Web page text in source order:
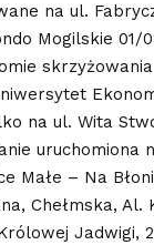
na ul.
Mogilskie 01/
skrzyżowania
na ul. Wita
uruchomiona
Małe – Na
Chełmska, Al.
Jadwigi,